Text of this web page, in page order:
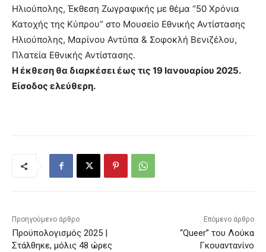
Ηλιούπολης, Έκθεση Ζωγραφικής με θέμα “50 Χρόνια
Κατοχής της Κύπρου” στο Μουσείο Εθνικής Αντίστασης
Ηλιούπολης, Μαρίνου Αντύπα & Σοφοκλή Βενιζέλου,
Πλατεία Εθνικής Αντίστασης.
Η έκθεση θα διαρκέσει έως τις 19 Ιανουαρίου 2025.
Είσοδος ελεύθερη.
Προηγούμενο άρθρο
Προϋπολογισμός 2025 |
Στάλθηκε, μόλις 48 ώρες
Επόμενο άρθρο
“Queer” του Λούκα
Γκουαντανίνο